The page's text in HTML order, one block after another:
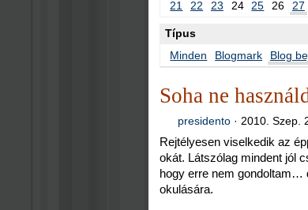
21
22 23 24 25 26 27
Típus
Minden
Blogmark Blog
Soha ne
presidento ·2010. Szep.
Rejtélyesen viselkedik az
okát. Látszólag mindent jól
hogy erre nem gondoltam…
okulására.